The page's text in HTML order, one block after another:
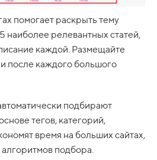
помогает раскрыть тему
наиболее релевантных статей,
каждой. Размещайте
после каждого большого
подбирают
тегов, категорий,
время на больших сайтах,
подбора.